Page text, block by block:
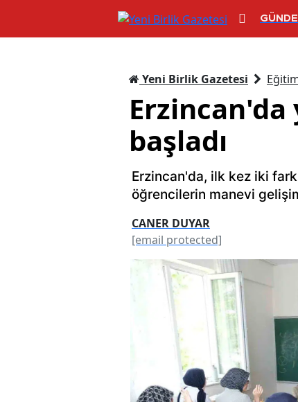
Yeni Birlik Gazetesi
başladı
Erzincan'da, ilk kez iki
öğrencilerin manevi
CANER DUYAR
[email protected]